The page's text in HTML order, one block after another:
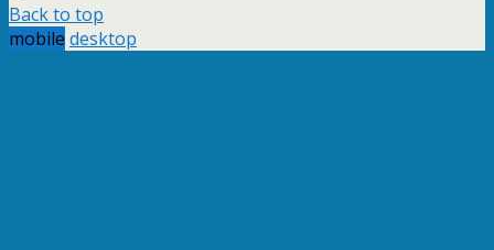
Back to top
mobile desktop